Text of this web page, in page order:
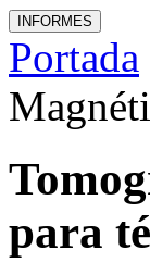
Portada
para